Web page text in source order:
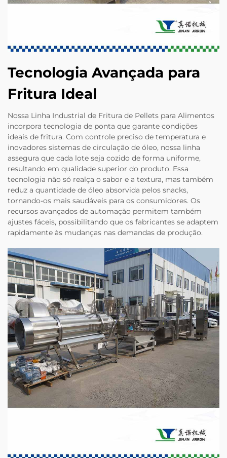
Tecnologia Avançada para
Fritura Ideal
Nossa Linha Industrial de Fritura de Pellets para Alimentos
incorpora tecnologia de ponta que garante condições
ideais de fritura. Com controle preciso de temperatura e
inovadores sistemas de circulação de óleo, nossa linha
assegura que cada lote seja cozido de forma uniforme,
resultando em qualidade superior do produto. Essa
tecnologia não só realça o sabor e a textura, mas também
reduz a quantidade de óleo absorvida pelos snacks,
tornando-os mais saudáveis para os consumidores. Os
recursos avançados de automação permitem também
ajustes fáceis, possibilitando que os fabricantes se adaptem
rapidamente às mudanças nas demandas de produção.